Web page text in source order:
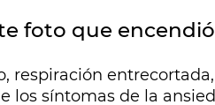
foto que
respiración
los síntomas de la